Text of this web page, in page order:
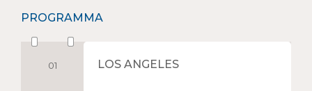
PROGRAMMA
01 LOS ANGELES